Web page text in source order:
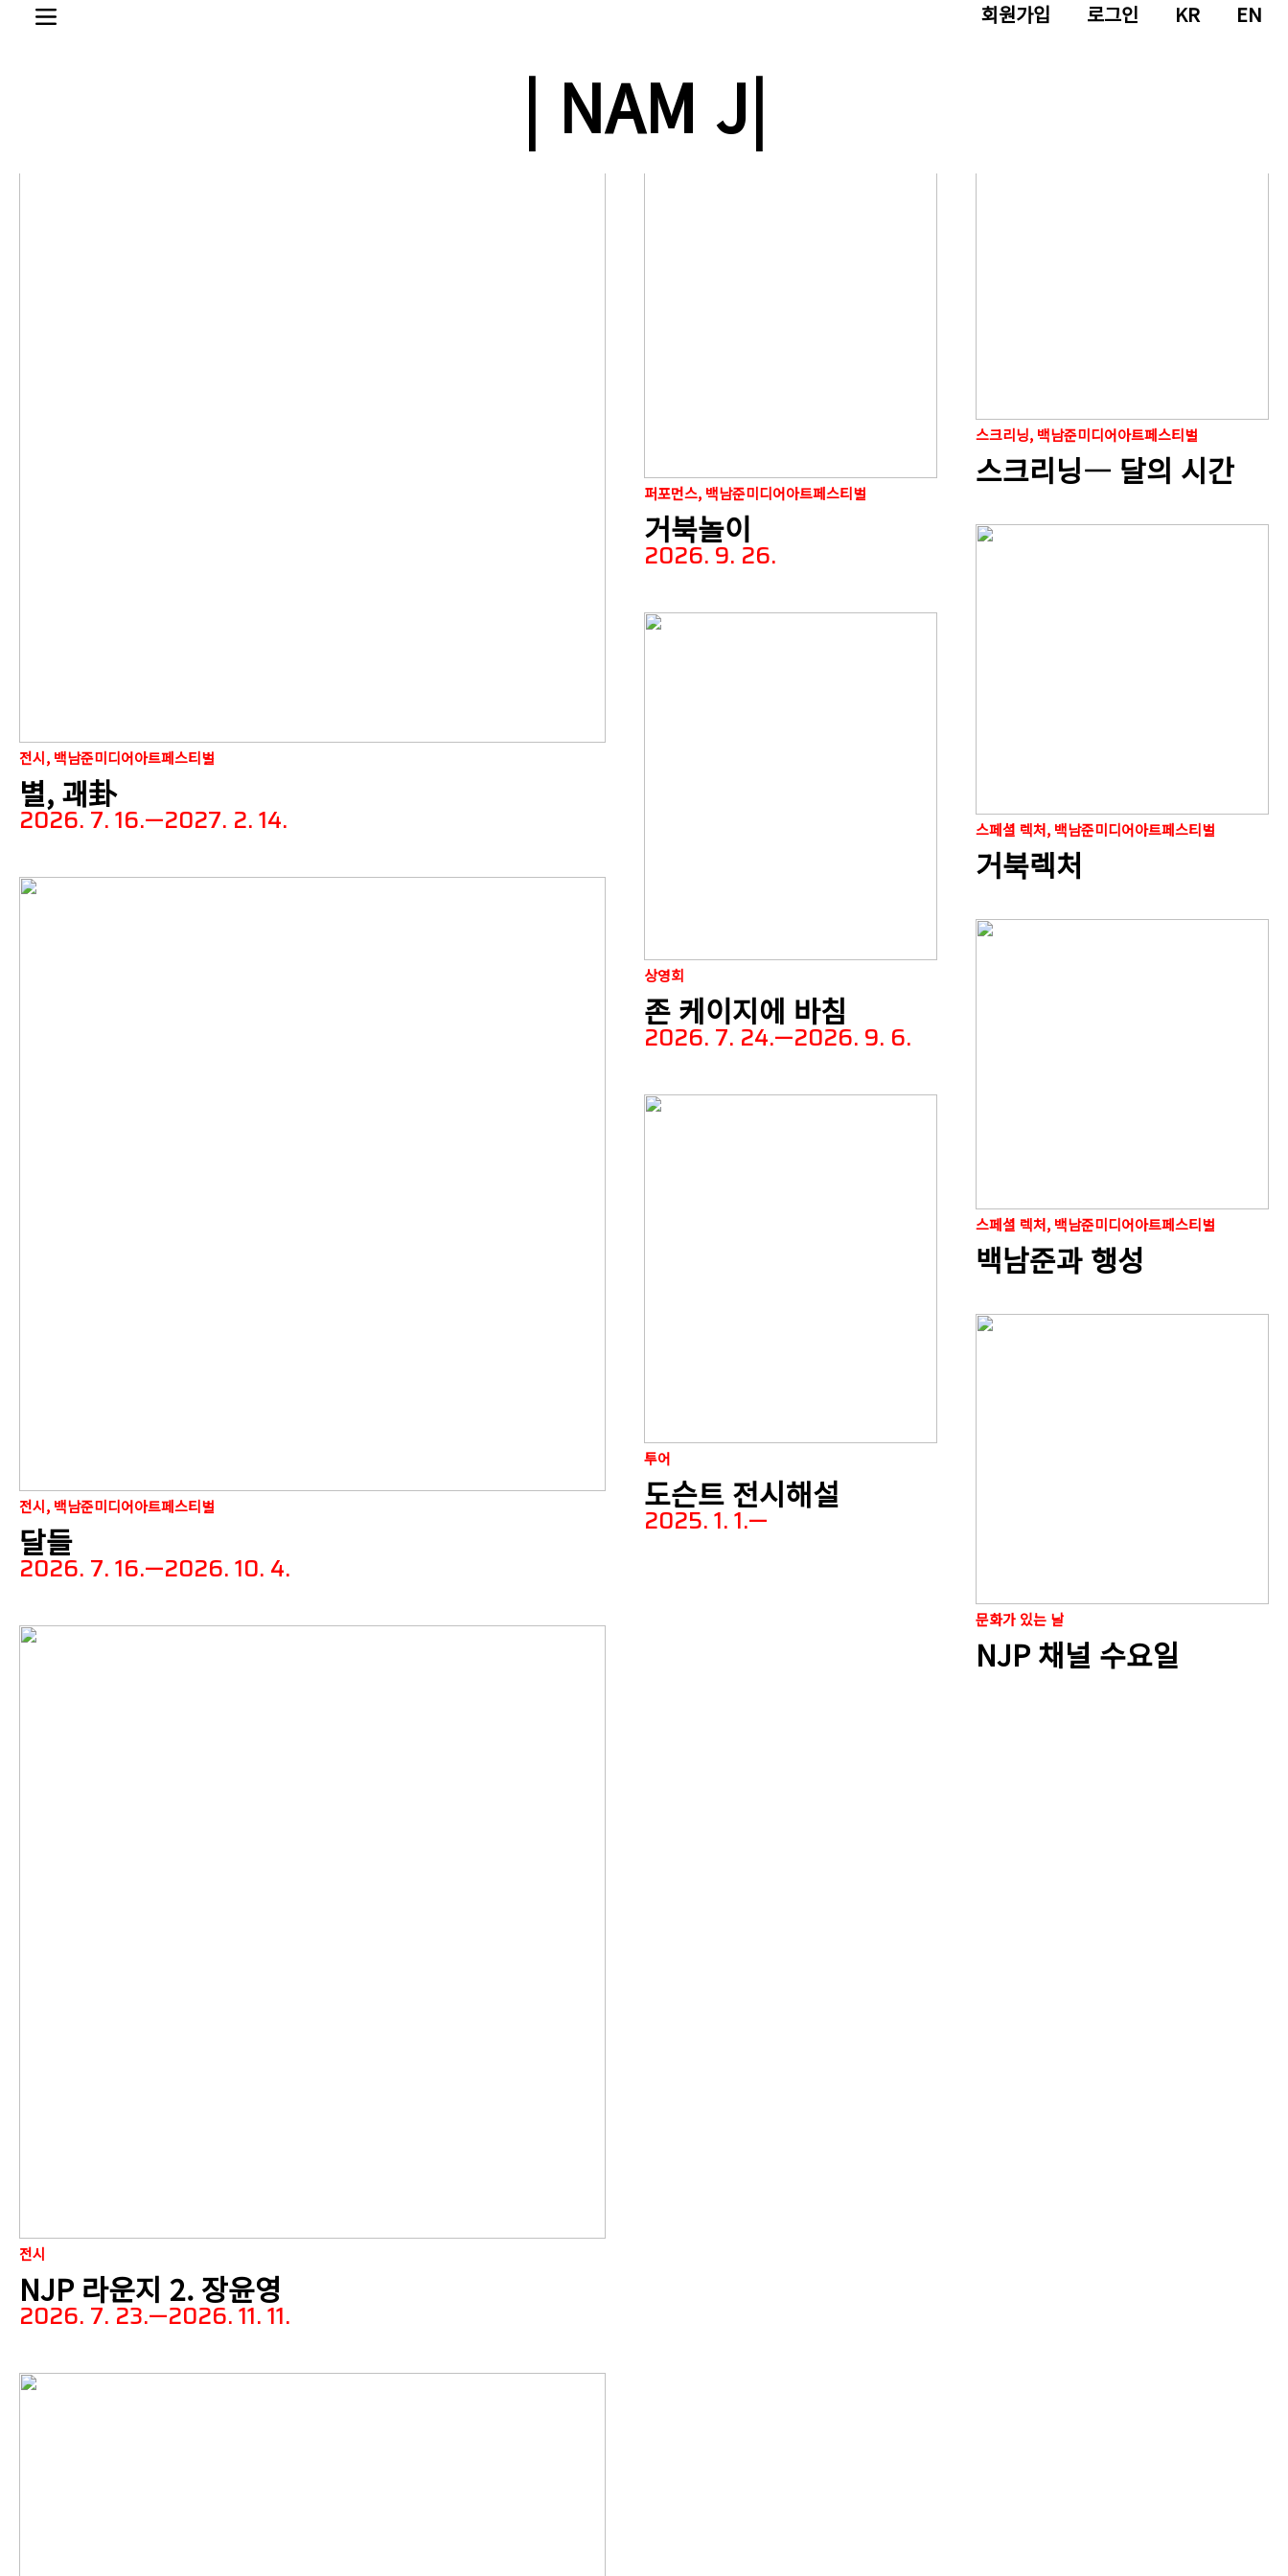
오늘하루보지않기
배움 소장품 연구
회원가입 로그인 KR EN
||
전시, 백남준미디어아트페스티벌
별, 괘卦
2026. 7. 16.—2027. 2. 14.
전시, 백남준미디어아트페스티벌
달들
2026. 7. 16.—2026. 10. 4.
전시
NJP 라운지 2. 장윤영
2026. 7. 23.—2026. 11. 11.
퍼포먼스, 백남준미디어아트페스티벌
거북놀이
2026. 9. 26.
상영회
존 케이지에 바침
2026. 7. 24.—2026. 9. 6.
투어
도슨트 전시해설
2025. 1. 1.—
스크리닝, 백남준미디어아트페스티벌
스크리닝― 달의 시간
스페셜 렉처, 백남준미디어아트페스티벌
거북렉처
스페셜 렉처, 백남준미디어아트페스티벌
백남준과 행성
문화가 있는 날
NJP 채널 수요일